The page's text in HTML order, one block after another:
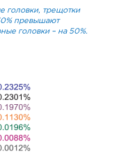
головки, трещотки
превышают
головки – на 50%.